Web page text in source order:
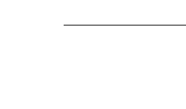
とパンチェッタの煮込